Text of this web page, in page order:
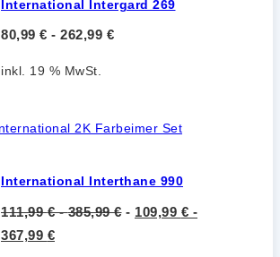
International Intergard 269
80,99 € - 262,99 €
inkl. 19 % MwSt.
International Interthane 990
111,99€-385,99€- 109,99 € -
367,99 €